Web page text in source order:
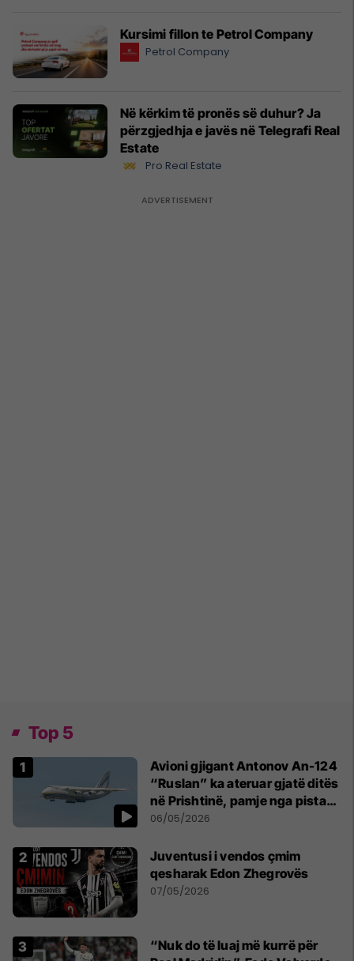
Kursimi fillon te Petrol Company
Petrol Company
Në kërkim të pronës së duhur? Ja
përzgjedhja e javës në Telegrafi Real
Estate
Pro Real Estate
Top 5
Avioni gjigant Antonov An-124
“Ruslan” ka ateruar gjatë ditës
në Prishtinë, pamje nga pista
publikohen edhe në rrjete
06/05/2026
Juventusi i vendos çmim
qesharak Edon Zhegrovës
07/05/2026
“Nuk do të luaj më kurrë për